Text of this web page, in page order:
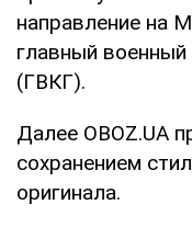
направление на
главный военный
(ГВКГ).
Далее OBOZ.UA
сохранением
оригинала.